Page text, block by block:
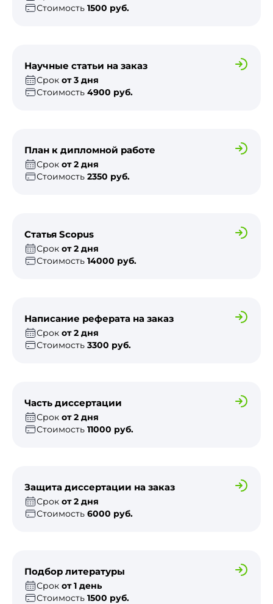
Стоимость 1500 руб.
Научные статьи на заказ
Срок от 3 дня
Стоимость 4900 руб.
План к дипломной работе
Срок от 2 дня
Стоимость 2350 руб.
Статья Scopus
Срок от 2 дня
Стоимость 14000 руб.
Написание реферата на заказ
Срок от 2 дня
Стоимость 3300 руб.
Часть диссертации
Срок от 2 дня
Стоимость 11000 руб.
Защита диссертации на заказ
Срок от 2 дня
Стоимость 6000 руб.
Подбор литературы
Срок от 1 день
Стоимость 1500 руб.